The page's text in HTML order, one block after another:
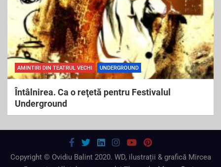
AMINTIRI DIN TEATRUL VECHI UNDERGROUND
Întâlnirea. Ca o reţetă pentru Festivalul
Underground
Copyright © Ovidiu Balint 2020. WD, ilustrații & grafică Mircea